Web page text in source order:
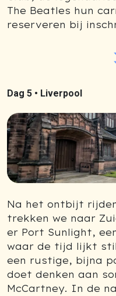
The Beatles hun
reserveren bij
Dag 5 • Liverpool
Na het ontbijt
trekken we naar
er Port Sunlight,
waar de tijd lijkt
een rustige, bijna
doet denken aan
McCartney. In de